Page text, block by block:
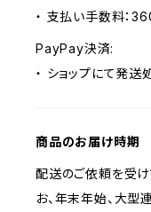
・ 支払い手数料：
PayPay決済:
・ ショップにて発送
商品のお届け時期
配送のご依頼を受
お、年末年始、大